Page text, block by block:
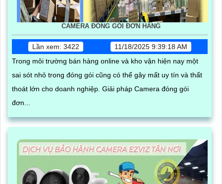
CAMERA ĐÓNG GÓI ĐƠN HÀNG
Lần xem: 3422
11/18/2025 9:39:18 AM
Trong môi trường bán hàng online và kho vận hiện nay một
sai sót nhỏ trong đóng gói cũng có thể gây mất uy tín và thất
thoát lớn cho doanh nghiệp. Giải pháp Camera đóng gói
đơn...